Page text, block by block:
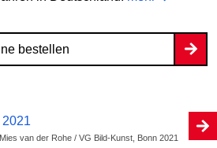
bestellen
van der Rohe / VG Bild-Kunst, Bonn 2021